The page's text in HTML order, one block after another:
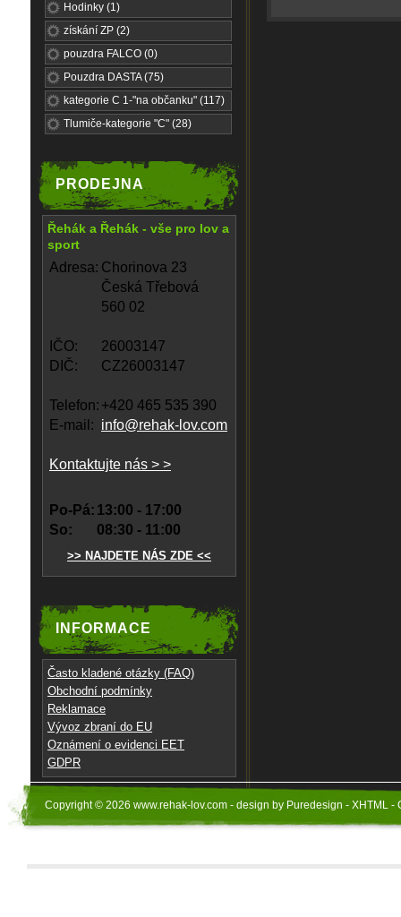
Hodinky (1)
získání ZP (2)
pouzdra FALCO (0)
Pouzdra DASTA (75)
kategorie C 1-"na občanku" (117)
Tlumiče-kategorie "C" (28)
PRODEJNA
Řehák a Řehák - vše pro lov a
sport
Adresa: Chorinova 23
Česká Třebová
560 02
IČO:
26003147
DIČ:
CZ26003147
Telefon: +420 465 535 390
E-mail: info@rehak-lov.com
Kontaktujte nás > >
Po-Pá: 13:00 - 17:00
So:
08:30 - 11:00
>> NAJDETE NÁS ZDE <<
INFORMACE
Často kladené otázky (FAQ)
Obchodní podmínky
Reklamace
Vývoz zbraní do EU
Oznámení o evidenci EET
GDPR
Copyright © 2026 www.rehak-lov.com - design by Puredesign - XHTML -